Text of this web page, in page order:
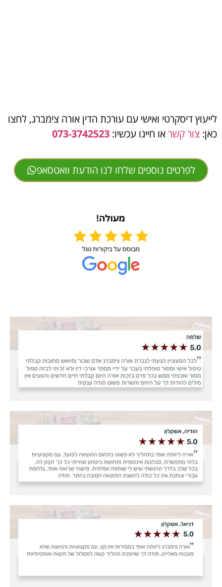
לייעוץ דיסקרטי ואישי עם עורכת הדין אורה צימברג, לחצו
כאן: צור קשראו חייגו עכשיו: 073-3742523
לפרטים נוספים שלחו לנו הודעת וואטסאפ